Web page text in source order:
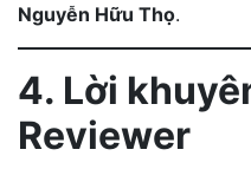
Nguyễn Hữu Thọ.
4. Lời
Reviewer